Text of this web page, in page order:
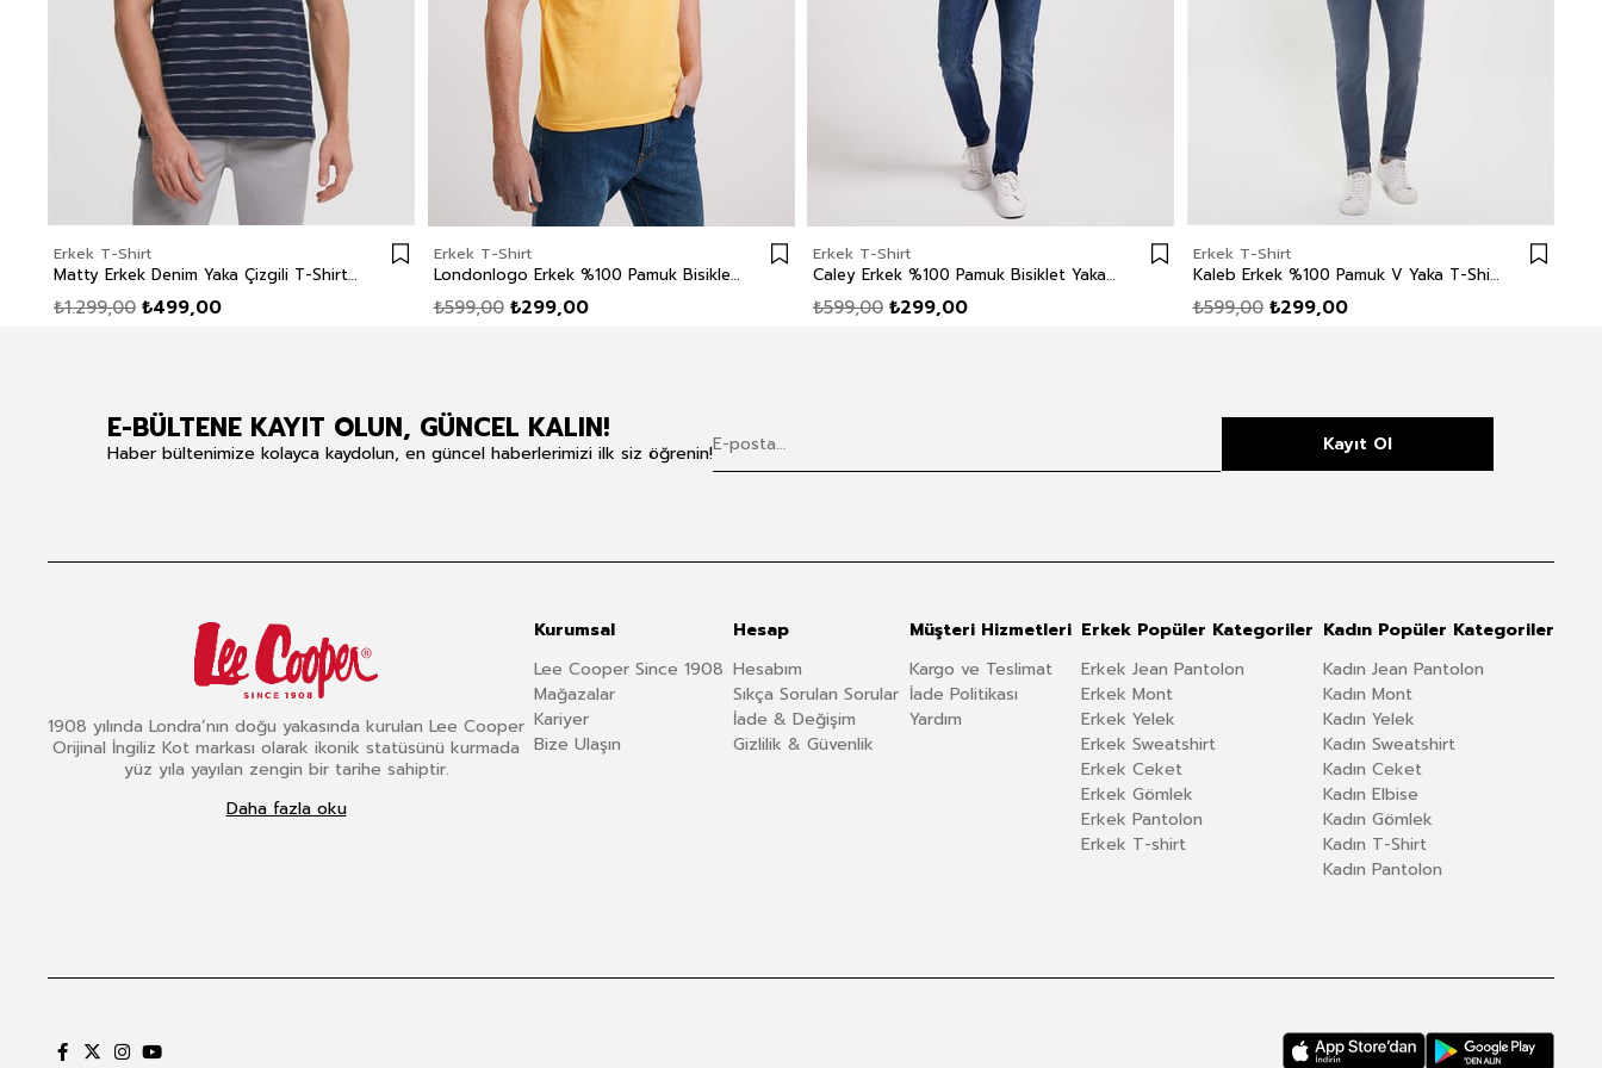
Erkek T-Shirt
Matty Erkek Denim Yaka Çizgili T-Shirt Lacivert
₺499,00
₺1.299,00
Erkek T-Shirt
Londonlogo Erkek %100 Pamuk Bisiklet Yaka T-Shirt Sarı
₺299,00
₺599,00
Erkek T-Shirt
Caley Erkek %100 Pamuk Bisiklet Yaka T-Shirt Lacivert Çizgili
₺299,00
₺599,00
Erkek T-Shirt
Kaleb Erkek %100 Pamuk V Yaka T-Shirt Lacivert
₺299,00
₺599,00
E-BÜLTENE KAYIT OLUN, GÜNCEL KALIN!
Haber bültenimize kolayca kaydolun, en güncel haberlerimizi ilk siz öğrenin! Kayıt Ol
1908 yılında Londra’nın doğu yakasında kurulan Lee Cooper
Orijinal İngiliz Kot markası olarak ikonik statüsünü kurmada
yüz yıla yayılan zengin bir tarihe sahiptir.
Daha fazla oku
Kurumsal
Lee Cooper Since 1908
Mağazalar
Kariyer
Bize Ulaşın
Hesap
Hesabım
Sıkça Sorulan Sorular
İade & Değişim
Gizlilik & Güvenlik
Müşteri Hizmetleri
Kargo ve Teslimat
İade Politikası
Yardım
Erkek Popüler Kategoriler
Erkek Jean Pantolon
Erkek Mont
Erkek Yelek
Erkek Sweatshirt
Erkek Ceket
Erkek Gömlek
Erkek Pantolon
Erkek T-shirt
Kadın Popüler Kategoriler
Kadın Jean Pantolon
Kadın Mont
Kadın Yelek
Kadın Sweatshirt
Kadın Ceket
Kadın Elbise
Kadın Gömlek
Kadın T-Shirt
Kadın Pantolon